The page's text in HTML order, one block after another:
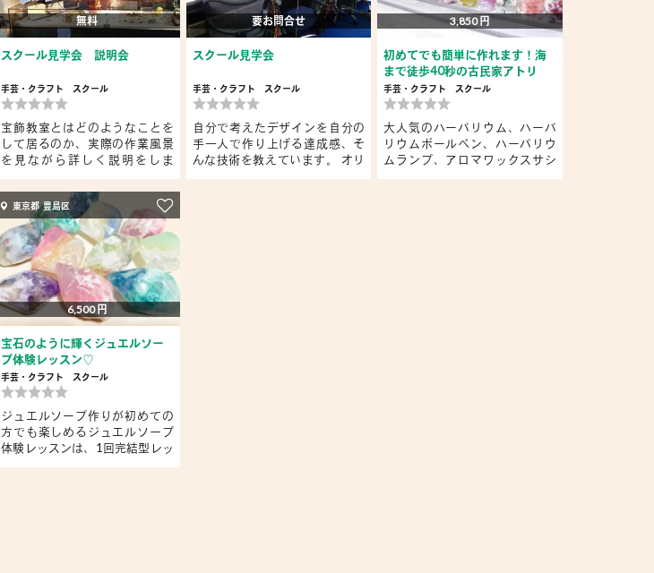
無料
スクール見学会 説明会
手芸・クラフト スクール
宝飾教室とはどのようなことを
して居るのか、実際の作業風景
を見ながら詳しく説明をしま
要お問合せ
スクール見学会
手芸・クラフト スクール
自分で考えたデザインを自分の
手一人で作り上げる達成感、そ
んな技術を教えています。 オリ
3,850 円
初めてでも簡単に作れます！海
まで徒歩40秒の古民家アトリ
エ...
手芸・クラフト スクール
大人気のハーバリウム、ハーバ
リウムボールペン、ハーバリウ
ムランプ、アロマワックスサシ
東京都 豊島区
6,500 円
宝石のように輝くジュエルソー
プ体験レッスン♡
手芸・クラフト スクール
ジュエルソープ作りが初めての
方でも楽しめるジュエルソープ
体験レッスンは、1回完結型レッ